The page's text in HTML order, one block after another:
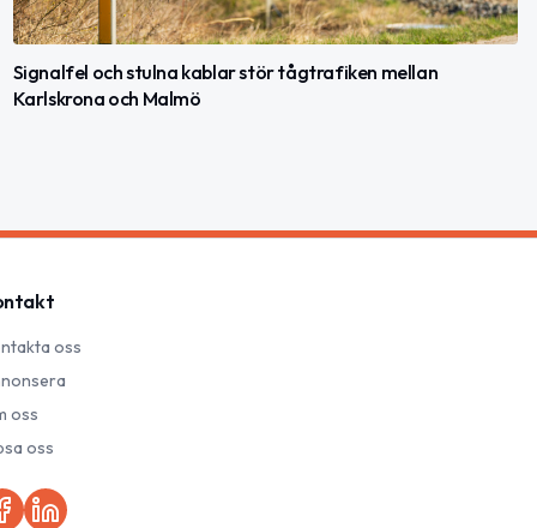
Signalfel och stulna kablar stör tågtrafiken mellan
Karlskrona och Malmö
oss
oss
oss